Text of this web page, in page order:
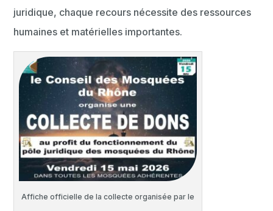
juridique, chaque recours nécessite des ressources
humaines et matérielles importantes.
Affiche officielle de la collecte organisée par le